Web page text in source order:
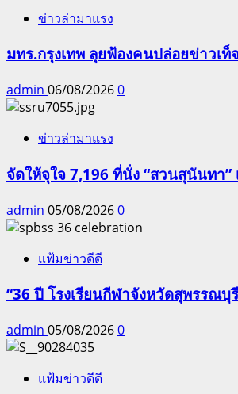
ข่าวล่ามาแรง
มทร.กรุงเทพ ลุยฟ้องคนปล่อยข่าว
admin 06/08/20260
ข่าวล่ามาแรง
จัดให้จุใจ 7,196 ที่นั่ง “สวนสุนันทา
admin 05/08/20260
แฟ้มข่าวดีดี
“36 ปี โรงเรียนกีฬาจังหวัดสุพรรณ
admin 05/08/20260
แฟ้มข่าวดีดี